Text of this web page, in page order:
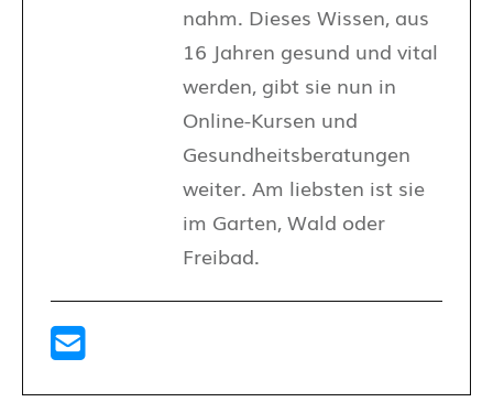
nahm. Dieses Wissen, aus
16 Jahren gesund und vital
werden, gibt sie nun in
Online-Kursen und
Gesundheitsberatungen
weiter. Am liebsten ist sie
im Garten, Wald oder
Freibad.